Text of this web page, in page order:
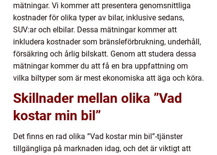
mätningar. Vi kommer att presentera genomsnittliga
kostnader för olika typer av bilar, inklusive sedans,
SUV:ar och elbilar. Dessa mätningar kommer att
inkludera kostnader som bränsleförbrukning, underhåll,
försäkring och årlig bilskatt. Genom att studera dessa
mätningar kommer du att få en bra uppfattning om
vilka biltyper som är mest ekonomiska att äga och köra.
Skillnader mellan olika ”Vad
kostar min bil”
Det finns en rad olika ”Vad kostar min bil”-tjänster
tillgängliga på marknaden idag, och det är viktigt att